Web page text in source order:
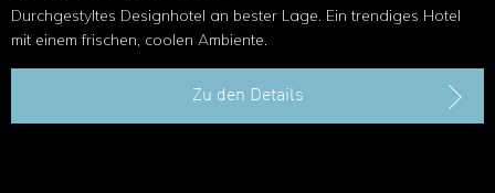
Durchgestyltes Designhotel an bester Lage. Ein trendiges Hotel
mit einem frischen, coolen Ambiente.
Zu den Details